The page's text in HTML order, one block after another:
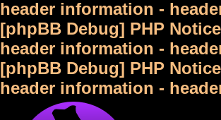
header information -
[phpBB Debug] PHP Notice
header information -
[phpBB Debug] PHP Notice
header information -